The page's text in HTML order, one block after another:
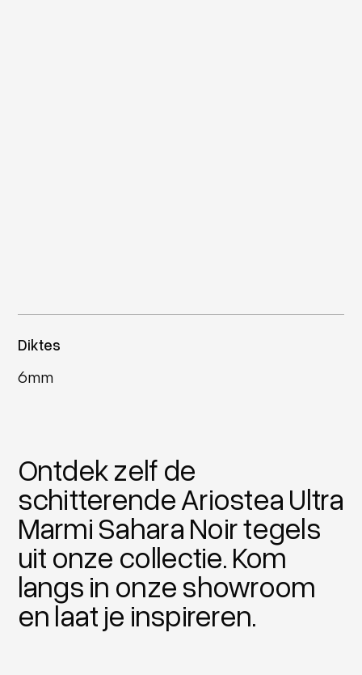
Diktes
6mm
Ontdek zelf de
schitterende Ariostea Ultra
Marmi Sahara Noir tegels
uit onze collectie. Kom
langs in onze showroom
en laat je inspireren.